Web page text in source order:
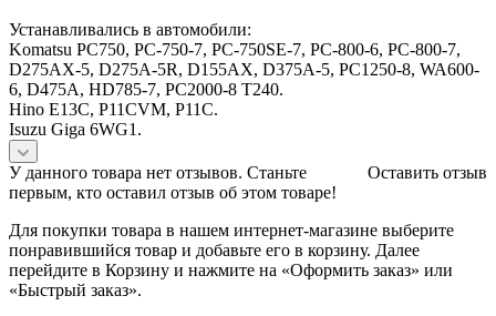
Устанавливались в автомобили:
Komatsu PC750, PC-750-7, PC-750SE-7, PC-800-6, PC-800-7,
D275AX-5, D275A-5R, D155AX, D375A-5, PC1250-8, WA600-
6, D475A, HD785-7, PC2000-8 Т240.
Hino E13C, P11CVM, P11C.
Isuzu Giga 6WG1.
Оставить отзыв
У данного товара нет отзывов. Станьте
первым, кто оставил отзыв об этом товаре!
Для покупки товара в нашем интернет-магазине выберите
понравившийся товар и добавьте его в корзину. Далее
перейдите в Корзину и нажмите на «Оформить заказ» или
«Быстрый заказ».